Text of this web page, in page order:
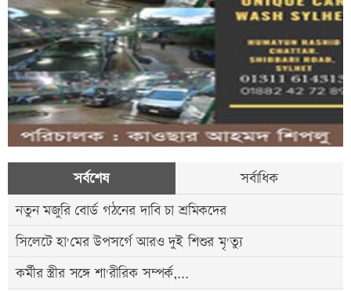
সর্বশেষ
সর্বাধিক
নতুন মজুরি বোর্ড গঠনের দাবি চা শ্রমিকদের
সিলেটে হা'মের উপসর্গে আরও দুই শিশুর মৃ'ত্যু
কর্মীর স্ত্রীর সঙ্গে শা'রীরিক সম্পর্ক,...